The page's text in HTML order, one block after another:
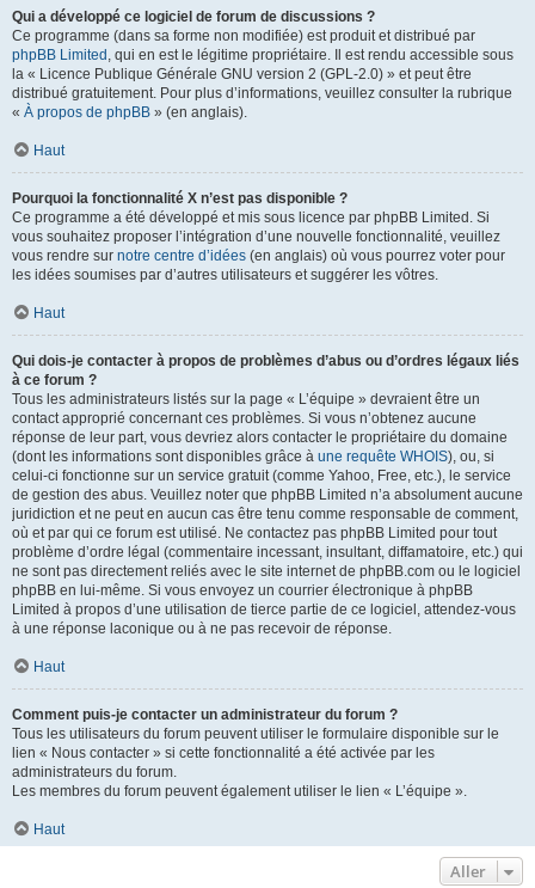
Qui a développé ce logiciel de forum de discussions ?
Ce programme (dans sa forme non modifiée) est produit et distribué par
phpBB Limited , qui en est le légitime propriétaire. Il est rendu accessible sous
la « Licence Publique Générale GNU version 2 (GPL-2.0) » et peut être
distribué gratuitement. Pour plus d’informations, veuillez consulter la rubrique
« À propos de phpBB » (en anglais).
Haut
Pourquoi la fonctionnalité X n’est pas disponible ?
Ce programme a été développé et mis sous licence par phpBB Limited. Si
vous souhaitez proposer l’intégration d’une nouvelle fonctionnalité, veuillez
vous rendre sur notre centre d’idées (en anglais) où vous pourrez voter pour
les idées soumises par d’autres utilisateurs et suggérer les vôtres.
Haut
Qui dois-je contacter à propos de problèmes d’abus ou d’ordres légaux liés
à ce forum ?
Tous les administrateurs listés sur la page « L’équipe » devraient être un
contact approprié concernant ces problèmes. Si vous n’obtenez aucune
réponse de leur part, vous devriez alors contacter le propriétaire du domaine
(dont les informations sont disponibles grâce à une requête WHOIS), ou, si
celui-ci fonctionne sur un service gratuit (comme Yahoo, Free, etc.), le service
de gestion des abus. Veuillez noter que phpBB Limited n’a absolument aucune
juridiction et ne peut en aucun cas être tenu comme responsable de comment,
où et par qui ce forum est utilisé. Ne contactez pas phpBB Limited pour tout
problème d’ordre légal (commentaire incessant, insultant, diffamatoire, etc.) qui
ne sont pas directement reliés avec le site internet de phpBB.com ou le logiciel
phpBB en lui-même. Si vous envoyez un courrier électronique à phpBB
Limited à propos d’une utilisation de tierce partie de ce logiciel, attendez-vous
à une réponse laconique ou à ne pas recevoir de réponse.
Haut
Comment puis-je contacter un administrateur du forum ?
Tous les utilisateurs du forum peuvent utiliser le formulaire disponible sur le
lien « Nous contacter » si cette fonctionnalité a été activée par les
administrateurs du forum.
Les membres du forum peuvent également utiliser le lien « L’équipe ».
Haut
Aller